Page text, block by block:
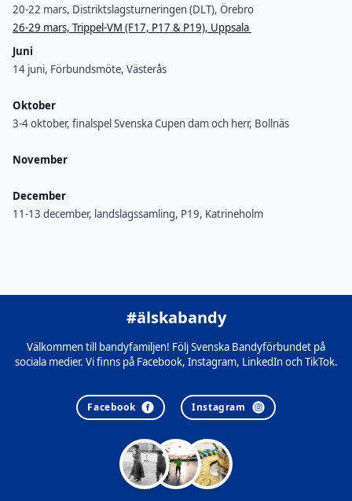
20-22 mars, Distriktslagsturneringen (DLT), Örebro
26-29 mars, Trippel-VM (F17, P17 & P19), Uppsala
Juni
14 juni, Förbundsmöte, Västerås
Oktober
3-4 oktober, finalspel Svenska Cupen dam och herr, Bollnäs
November
December
11-13 december, landslagssamling, P19, Katrineholm
#älskabandy
Välkommen till bandyfamiljen! Följ Svenska Bandyförbundet på
sociala medier. Vi finns på Facebook, Instagram, LinkedIn och TikTok.
Facebook Instagram